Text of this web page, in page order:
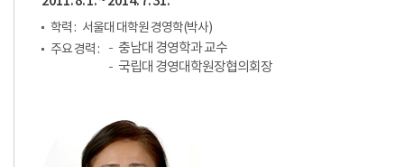
학력 : 서울대 대학원 경영학(박사)
주요 경력 :
충남대 경영학과 교수
국립대 경영대학원장협의회장